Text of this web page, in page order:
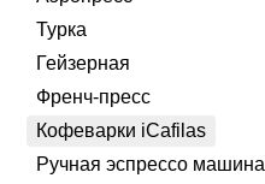
Турка
Гейзерная
Френч-пресс
Кофеварки iCafilas
Ручная эспрессо машина